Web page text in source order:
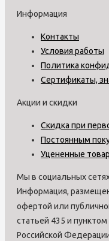
Информация
Контакты
Условия работы
Политика
Сертификаты,
Акции и скидки
Скидка при
Постоянным
Уцененные
Мы в социальных
Информация,
офертой или
статьей 435 и
Российской